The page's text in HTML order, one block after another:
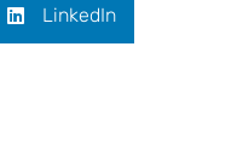
LinkedIn